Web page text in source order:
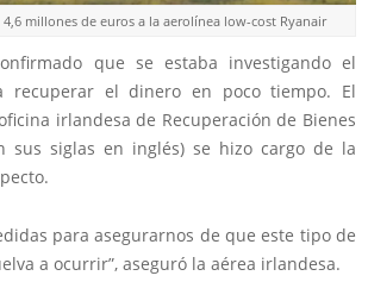
millones de euros a la aerolínea low-cost Ryanair
que se estaba investigando el
recuperar el dinero en poco tiempo. El
irlandesa de Recuperación de Bienes
sus siglas en inglés) se hizo cargo de la
para asegurarnos de que este tipo de
a ocurrir”, aseguró la aérea irlandesa.